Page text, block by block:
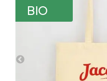
BIO